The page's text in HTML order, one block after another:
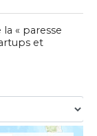
la « paresse
et